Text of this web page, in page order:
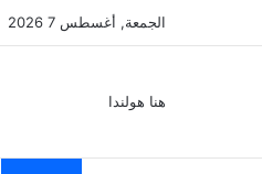
الجمعة, أغسطس 7 2026
هنا هولندا